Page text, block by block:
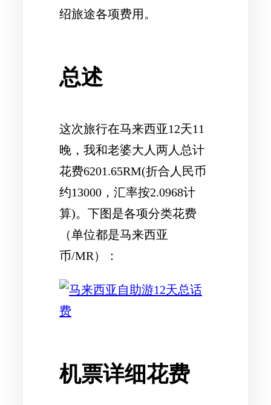
绍旅途各项费用。
总述
这次旅行在马来西亚12天11
晚， 我和老婆大人两人总计
花费6201.65RM(折合人民币
约13000，汇率按2.0968计
算)。下图是各项分类花费
（单位都是马来西亚
币/MR）：
机票详细花费